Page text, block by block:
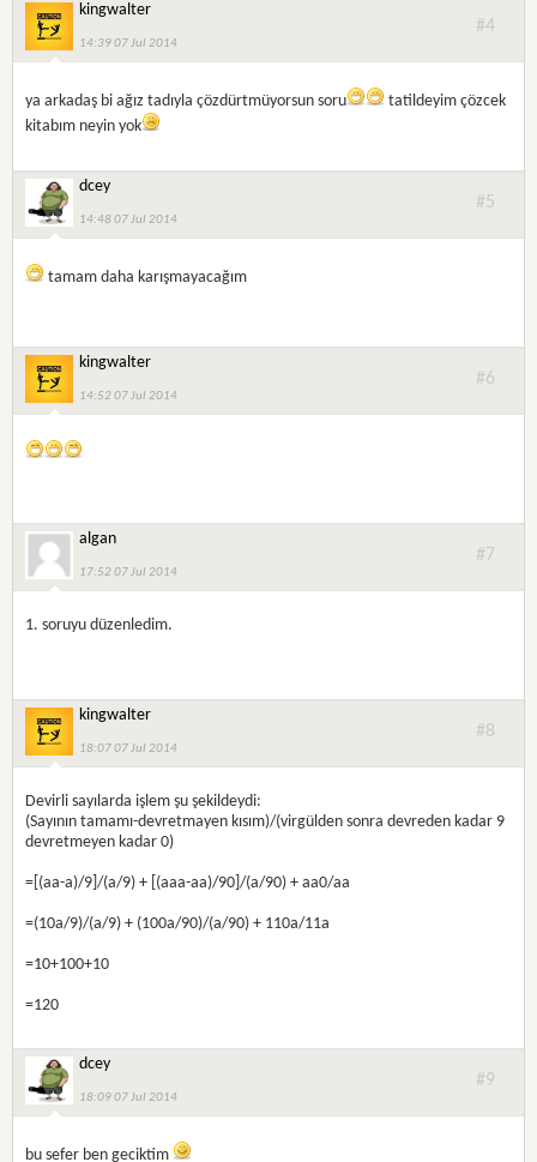
kingwalter
14:39 07 Jul 2014
#4
ya arkadaş bi ağız tadıyla çözdürtmüyorsun soru
tatildeyim çözcek
kitabım neyin yok
dcey
14:48 07 Jul 2014
#5
tamam daha karışmayacağım
kingwalter
14:52 07 Jul 2014
#6
algan
17:52 07 Jul 2014
#7
1. soruyu düzenledim.
kingwalter
18:07 07 Jul 2014
#8
Devirli sayılarda işlem şu şekildeydi:
(Sayının tamamı-devretmayen kısım)/(virgülden sonra devreden kadar 9
devretmeyen kadar 0)
=[(aa-a)/9]/(a/9) + [(aaa-aa)/90]/(a/90) + aa0/aa
=(10a/9)/(a/9) + (100a/90)/(a/90) + 110a/11a
=10+100+10
=120
dcey
18:09 07 Jul 2014
#9
bu sefer ben geciktim